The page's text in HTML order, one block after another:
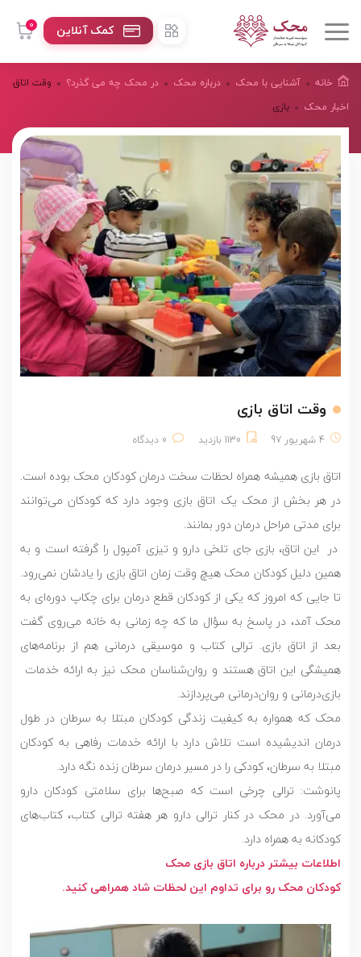
0 کمک آنلاین
خانه آشنایی با محک درباره محک
در محک چه می گذرد؟
اخبار محک
وقت اتاق
بازی
وقت اتاق بازی
4 شهریور 97 1130 بازدید 0 دیدگاه
اتاق بازی همیشه همراه لحظات سخت درمان کودکان محک بوده است.
در هر بخش از محک یک اتاق بازی وجود دارد که کودکان می‌توانند
برای مدتی مراحل درمان دور بمانند.
در این اتاق، بازی جای تلخی دارو و تیزی آمپول را گرفته است و به
همین دلیل کودکان محک هیچ وقت زمان اتاق بازی را یادشان نمی‌رود.
تا جایی که امروز که یکی از کودکان قطع درمان برای چکاپ دوره‌ای به
محک آمد، در پاسخ به سؤال ما که چه زمانی به خانه می‌روی گفت
بعد از اتاق بازی. ترالی کتاب و موسیقی درمانی هم از برنامه‌های
همیشگی این اتاق هستند و روان‌شناسان محک نیز به ارائه خدمات
بازی‌درمانی و روان‌درمانی می‌پردازند.
محک که همواره به کیفیت زندگی کودکان مبتلا به سرطان در طول
درمان اندیشیده است تلاش دارد با ارائه خدمات رفاهی به کودکان
مبتلا به سرطان، کودکی را در مسیر درمان سرطان زنده نگه دارد.
پانوشت: ترالی چرخی است که صبح‌ها برای سلامتی کودکان دارو
می‌آورد. در محک در کنار ترالی دارو هر هفته ترالی کتاب، کتاب‌های
کودکانه به همراه دارد.
اطلاعات بیشتر درباره اتاق بازی محک
کودکان محک رو برای تداوم این لحظات شاد همراهی کنید.